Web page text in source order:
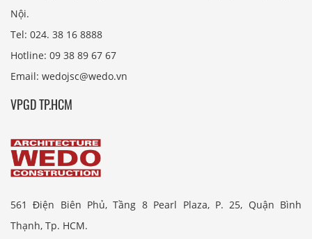
Nội.
Tel: 024. 38 16 8888
Hotline: 09 38 89 67 67
Email: wedojsc@wedo.vn
VPGD TP.HCM
561 Điện Biên Phủ, Tầng 8 Pearl Plaza, P. 25, Quận Bình
Thạnh, Tp. HCM.